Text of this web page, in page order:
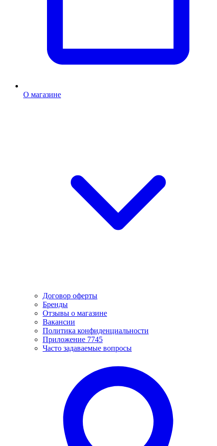
О магазине
Договор оферты
Бренды
Отзывы о магазине
Вакансии
Политика конфиденциальности
Приложение 7745
Часто задаваемые вопросы